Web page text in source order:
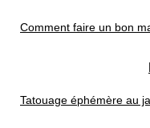
Comment faire un bon
Tatouage éphémère au